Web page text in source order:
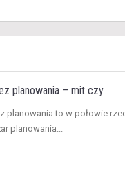
planowania – mit czy...
planowania to w połowie
planowania...